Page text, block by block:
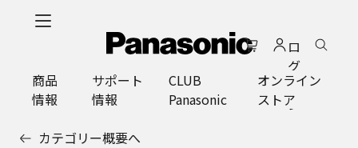
ロ
グ
イ
ン
商品
情報
サポート
情報
CLUB
Panasonic
オンライン
ストア
カテゴリー概要へ